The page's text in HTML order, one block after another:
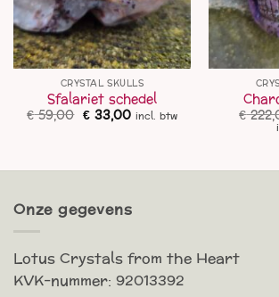
CRYSTAL SKULLS
Sfalariet schedel
€59,00 Oorspronkelijke
prijs
€33,00Huidige
prijs
incl. btw €
Onze gegevens
Lotus Crystals from the Heart
KVK-nummer: 92013392